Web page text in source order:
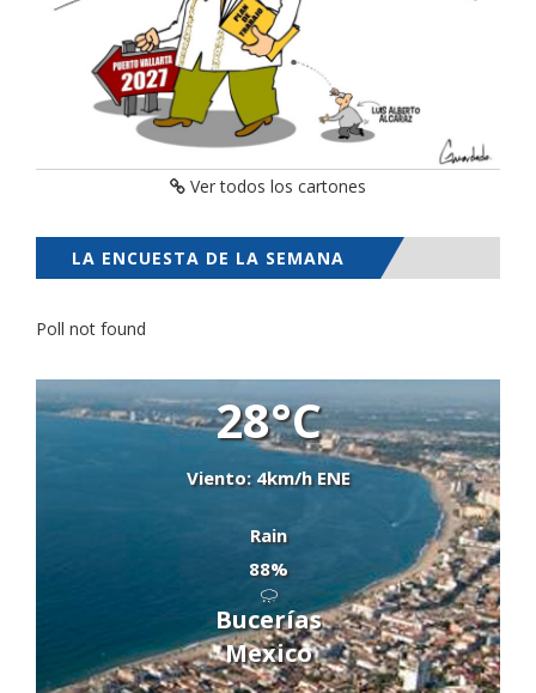
Ver todos los cartones
LA ENCUESTA DE LA SEMANA
Poll not found
28°C
Viento: 4km/h ENE
Rain
88%
Bucerías
Mexico